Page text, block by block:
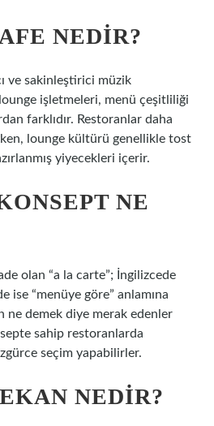
NEDIR?
ve sakinleştirici müzik
lounge işletmeleri, menü çeşitliliği
farklıdır. Restoranlar daha
lounge kültürü genellikle tost
yiyecekleri içerir.
NE
olan “a la carte”; İngilizcede
ise “menüye göre” anlamına
ne demek diye merak edenler
sahip restoranlarda
seçim yapabilirler.
NEDIR?